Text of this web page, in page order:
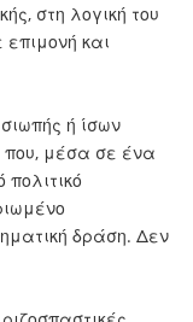
στη λογική του
και
ή ίσων
που, μέσα σε ένα
πολιτικό
δράση. Δεν